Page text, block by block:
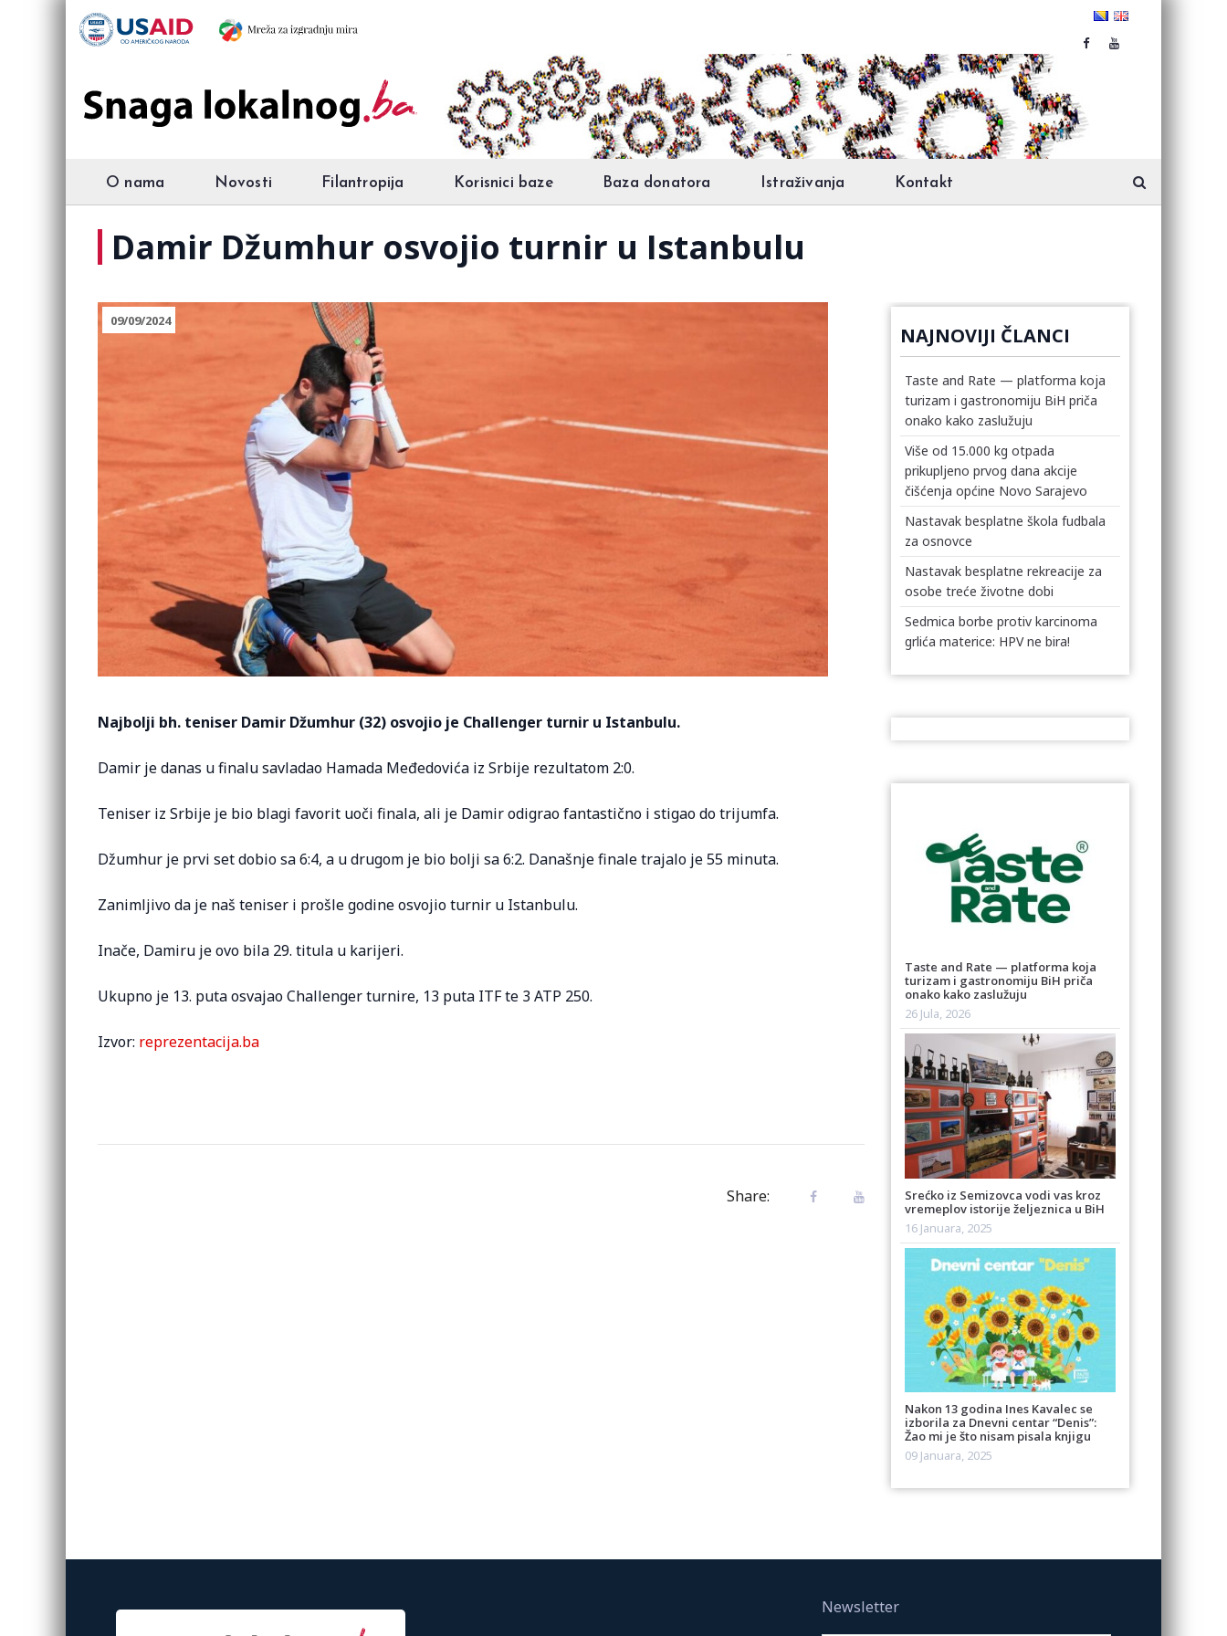
O nama Novosti Filantropija Korisnici baze Baza donatora Istraživanja Kontakt
Damir Džumhur osvojio turnir u Istanbulu
09/09/2024
Najbolji bh. teniser Damir Džumhur (32) osvojio je Challenger turnir u Istanbulu.
Damir je danas u finalu savladao Hamada Međedovića iz Srbije rezultatom 2:0.
Teniser iz Srbije je bio blagi favorit uoči finala, ali je Damir odigrao fantastično i stigao do trijumfa.
Džumhur je prvi set dobio sa 6:4, a u drugom je bio bolji sa 6:2. Današnje finale trajalo je 55 minuta.
Zanimljivo da je naš teniser i prošle godine osvojio turnir u Istanbulu.
Inače, Damiru je ovo bila 29. titula u karijeri.
Ukupno je 13. puta osvajao Challenger turnire, 13 puta ITF te 3 ATP 250.
Izvor: reprezentacija.ba
Share:
NAJNOVIJI ČLANCI
Taste and Rate — platforma koja
turizam i gastronomiju BiH priča
onako kako zaslužuju
Više od 15.000 kg otpada
prikupljeno prvog dana akcije
čišćenja općine Novo Sarajevo
Nastavak besplatne škola fudbala
za osnovce
Nastavak besplatne rekreacije za
osobe treće životne dobi
Sedmica borbe protiv karcinoma
grlića materice: HPV ne bira!
Taste and Rate — platforma koja
turizam i gastronomiju BiH priča
onako kako zaslužuju
26 Jula, 2026
Srećko iz Semizovca vodi vas kroz
vremeplov istorije željeznica u BiH
16 Januara, 2025
Nakon 13 godina Ines Kavalec se
izborila za Dnevni centar “Denis”:
Žao mi je što nisam pisala knjigu
09 Januara, 2025
Newsletter